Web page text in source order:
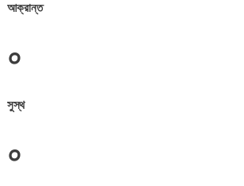
আক্রান্ত
০
সুস্থ
০